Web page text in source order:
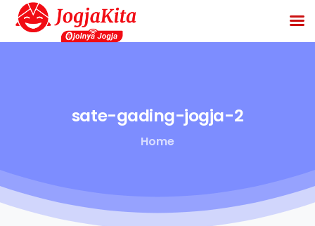
sate-gading-jogja-2
Home